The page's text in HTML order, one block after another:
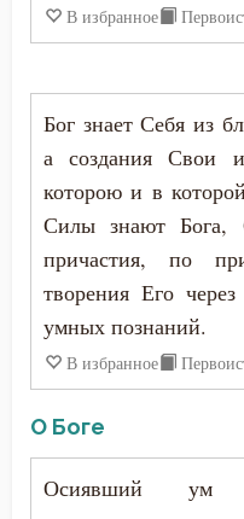
В избранное
Бог знает Себя из
а создания Свои
которою и в
Силы знают Бога,
причастия, по
творения Его
умных познаний.
В избранное
О Боге
Осиявший ум